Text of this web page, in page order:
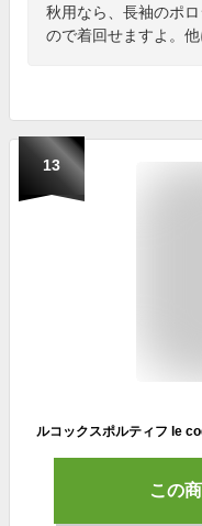
秋用なら、長袖のポ
ので着回せますよ。
13
この